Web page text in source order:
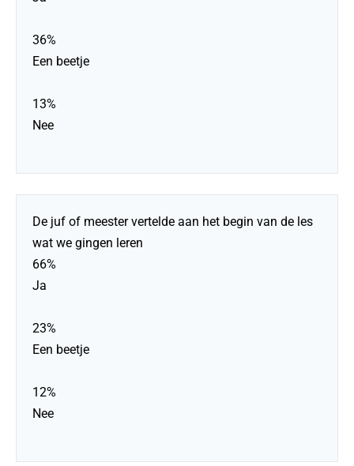
36%
Een beetje
13%
Nee
De juf of meester vertelde aan het begin van de les
wat we gingen leren
66%
Ja
23%
Een beetje
12%
Nee